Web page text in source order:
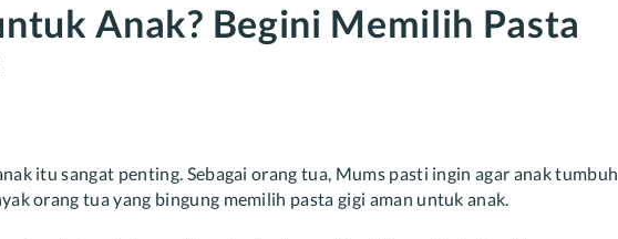
Anak? Begini Memilih Pasta
itu sangat penting. Sebagai orang tua, Mums pasti ingin agar anak tumbuh
orang tua yang bingung memilih pasta gigi aman untuk anak.